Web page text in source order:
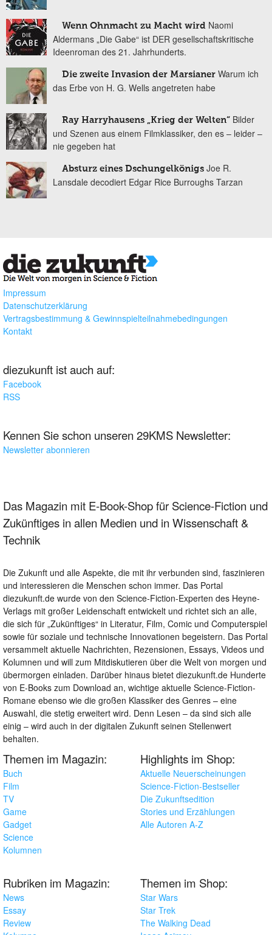
Wenn Ohnmacht zu Macht wird Naomi
Aldermans „Die Gabe“ ist DER gesellschaftskritische
Ideenroman des 21. Jahrhunderts.
Die zweite Invasion der Marsianer Warum ich
das Erbe von H. G. Wells angetreten habe
Ray Harryhausens „Krieg der Welten“ Bilder
und Szenen aus einem Filmklassiker, den es – leider –
nie gegeben hat
Absturz eines Dschungelkönigs Joe R.
Lansdale decodiert Edgar Rice Burroughs Tarzan
Impressum
Datenschutzerklärung
Vertragsbestimmung & Gewinnspielteilnahmebedingungen
Kontakt
diezukunft ist auch auf:
Facebook
RSS
Kennen Sie schon unseren 29KMS Newsletter:
Newsletter abonnieren
Das Magazin mit E-Book-Shop für Science-Fiction und
Zukünftiges in allen Medien und in Wissenschaft &
Technik
Die Zukunft und alle Aspekte, die mit ihr verbunden sind, faszinieren
und interessieren die Menschen schon immer. Das Portal
diezukunft.de wurde von den Science-Fiction-Experten des Heyne-
Verlags mit großer Leidenschaft entwickelt und richtet sich an alle,
die sich für „Zukünftiges“ in Literatur, Film, Comic und Computerspiel
sowie für soziale und technische Innovationen begeistern. Das Portal
versammelt aktuelle Nachrichten, Rezensionen, Essays, Videos und
Kolumnen und will zum Mitdiskutieren über die Welt von morgen und
übermorgen einladen. Darüber hinaus bietet diezukunft.de Hunderte
von E-Books zum Download an, wichtige aktuelle Science-Fiction-
Romane ebenso wie die großen Klassiker des Genres – eine
Auswahl, die stetig erweitert wird. Denn Lesen – da sind sich alle
einig – wird auch in der digitalen Zukunft seinen Stellenwert
behalten.
Themen im Magazin:
Buch
Film
TV
Game
Gadget
Science
Kolumnen
Highlights im Shop:
Aktuelle Neuerscheinungen
Science-Fiction-Bestseller
Die Zukunftsedition
Stories und Erzählungen
Alle Autoren A-Z
Rubriken im Magazin:
News
Essay
Review
Themen im Shop:
Star Wars
Star Trek
The Walking Dead